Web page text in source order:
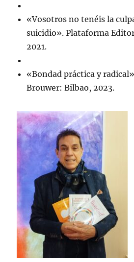
«Vosotros no tenéis la
suicidio». Plataforma
2021.
«Bondad práctica y
Brouwer: Bilbao, 2023.